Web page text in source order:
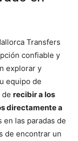
Transfers
confiable y
explorar y
equipo de
recibir a los
directamente a
en las paradas de
de encontrar un